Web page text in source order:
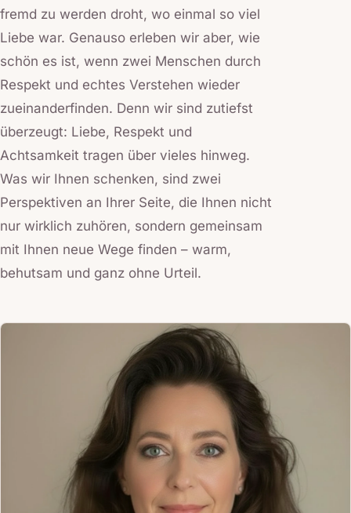
fremd zu werden droht, wo einmal so viel
Liebe war. Genauso erleben wir aber, wie
schön es ist, wenn zwei Menschen durch
Respekt und echtes Verstehen wieder
zueinanderfinden. Denn wir sind zutiefst
überzeugt: Liebe, Respekt und
Achtsamkeit tragen über vieles hinweg.
Was wir Ihnen schenken, sind zwei
Perspektiven an Ihrer Seite, die Ihnen nicht
nur wirklich zuhören, sondern gemeinsam
mit Ihnen neue Wege finden – warm,
behutsam und ganz ohne Urteil.